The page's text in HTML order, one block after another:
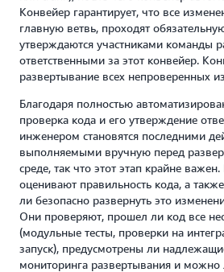
Конвейер гарантирует, что все
главную ветвь, проходят
утверждаются участниками команды
ответственными за этот конвейер.
развертывание всех непроверенных
Благодаря полностью
проверка кода и его утверждение
инженером становятся последними
выполняемыми вручную перед
среде, так что этот этап крайне
оценивают правильность кода, а
ли безопасно развернуть это
Они проверяют, прошел ли код все
(модульные тесты, проверки на
запуск), предусмотрены ли
мониторинга развертывания и можно